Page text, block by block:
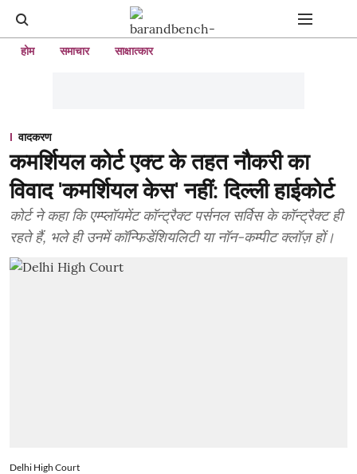
होम समाचार साक्षात्कार
वादकरण
कमर्शियल कोर्ट एक्ट के तहत नौकरी का
विवाद 'कमर्शियल केस' नहीं: दिल्ली हाईकोर्ट
कोर्ट ने कहा कि एम्प्लॉयमेंट कॉन्ट्रैक्ट पर्सनल सर्विस के कॉन्ट्रैक्ट ही
रहते हैं, भले ही उनमें कॉन्फिडेंशियलिटी या नॉन-कम्पीट क्लॉज़ हों।
Delhi High Court